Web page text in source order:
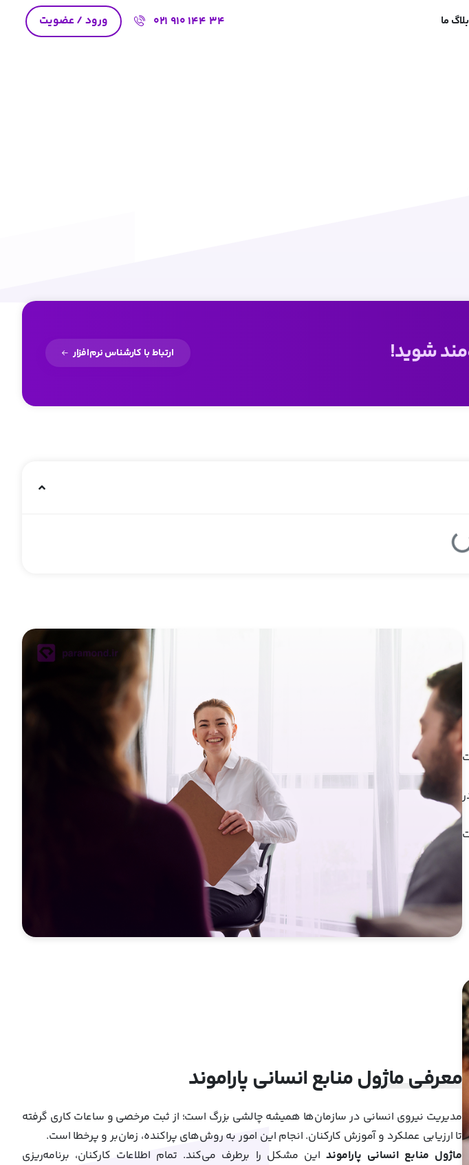
ما 021 910 144 34 ورود / عضویت
شوید! ارتباط با کارشناس نرم‌افزار
معرفی ماژول منابع انسانی پاراموند
مدیریت نیروی انسانی در سازمان‌ها همیشه چالشی بزرگ است؛ از ثبت مرخصی و ساعات کاری گرفته
تا ارزیابی عملکرد و آموزش کارکنان. انجام این امور به روش‌های پراکنده، زمان‌بر و پرخطا است.
ماژول منابع انسانی پاراموند این مشکل را برطرف می‌کند. تمام اطلاعات کارکنان، برنامه‌ریزی